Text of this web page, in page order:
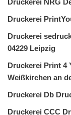
Druckerei
Druckerei
04229 Leipzig
Druckerei Print 4
Weißkirchen an
Druckerei Db
Druckerei CCC